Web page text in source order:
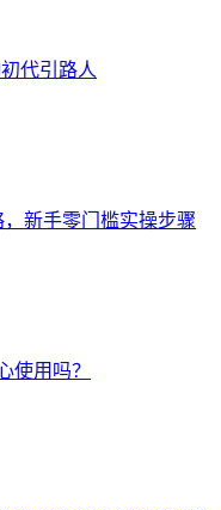
代引路人
新手零门槛实操步骤
使用吗？